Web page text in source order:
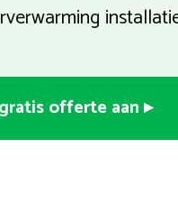
offerte aan ▸